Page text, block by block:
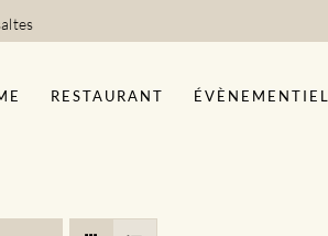
RESTAURANT ÉVÈNEMENTIEL